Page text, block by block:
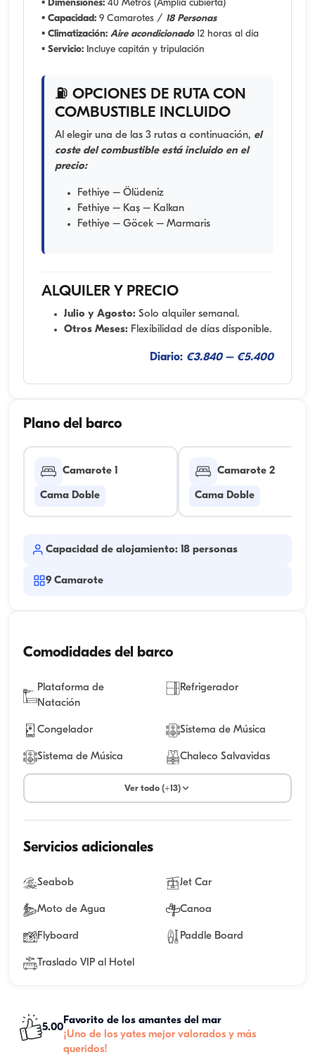
▪ Dimensiones: 40 Metros (Amplia cubierta)
▪ Capacidad: 9 Camarotes / 18 Personas
▪ Climatización: Aire acondicionado12 horas al día
▪ Servicio: Incluye capitán y tripulación
⛽ OPCIONES DE RUTA CON
COMBUSTIBLE INCLUIDO
Al elegir una de las 3 rutas a continuación, el
coste del combustible está incluido en el
precio:
Fethiye – Ölüdeniz
Fethiye – Kaş – Kalkan
Fethiye – Göcek – Marmaris
ALQUILER Y PRECIO
Julio y Agosto: Solo alquiler semanal.
Otros Meses: Flexibilidad de días disponible.
Diario: €3.840 – €5.400
Plano del barco
Camarote 1
Cama Doble
Camarote 2
Cama Doble
Capacidad de alojamiento: 18 personas
9 Camarote
Comodidades del barco
Plataforma de
Natación
Refrigerador
Congelador Sistema de Música
Sistema de Música Chaleco Salvavidas
Ver todo (+13)
Servicios adicionales
Seabob Jet Car
Moto de Agua Canoa
Flyboard Paddle Board
Traslado VIP al Hotel
5.00
Favorito de los amantes del mar
¡Uno de los yates mejor valorados y más
queridos!